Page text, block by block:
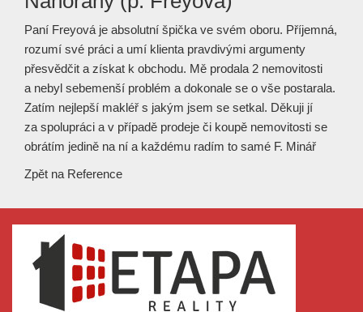
Paní Freyová je absolutní špička ve svém oboru. Příjemná,
rozumí své práci a umí klienta pravdivými argumenty
přesvědčit a získat k obchodu. Mě prodala 2 nemovitosti
a nebyl sebemenší problém a dokonale se o vše postarala.
Zatím nejlepší makléř s jakým jsem se setkal. Děkuji jí
za spolupráci a v případě prodeje či koupě nemovitosti se
obrátím jedině na ní a každému radím to samé F. Minář
Zpět na Reference